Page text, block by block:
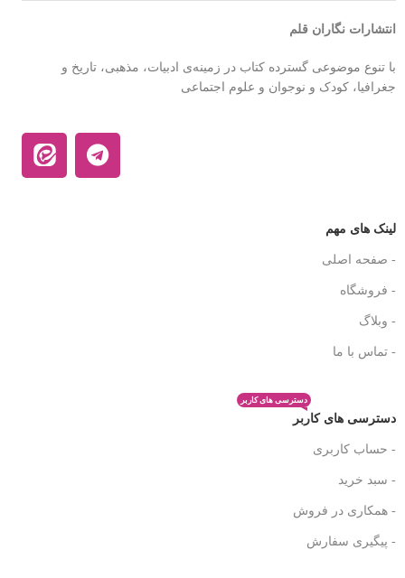
انتشارات نگاران قلم
با تنوع موضوعی گسترده کتاب در زمینه‌ی ادبیات، مذهبی، تاریخ و
جغرافیا، کودک و نوجوان و علوم اجتماعی
لینک های مهم
- صفحه اصلی
- فروشگاه
- وبلاگ
- تماس با ما
دسترسی های کاربر
دسترسی های کاربر
- حساب کاربری
- سبد خرید
- همکاری در فروش
- پیگیری سفارش